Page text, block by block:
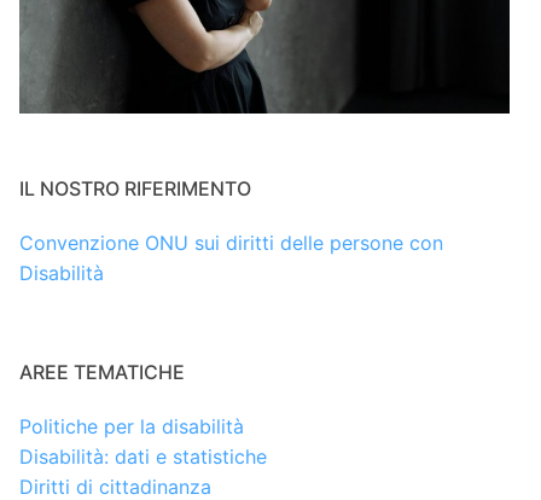
IL NOSTRO RIFERIMENTO
Convenzione ONU sui diritti delle persone con
Disabilità
AREE TEMATICHE
Politiche per la disabilità
Disabilità: dati e statistiche
Diritti di cittadinanza